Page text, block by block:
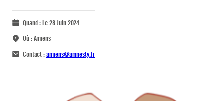
Quand :Le 28 Juin 2024
Où :Amiens
Contact :amiens@amnesty.fr